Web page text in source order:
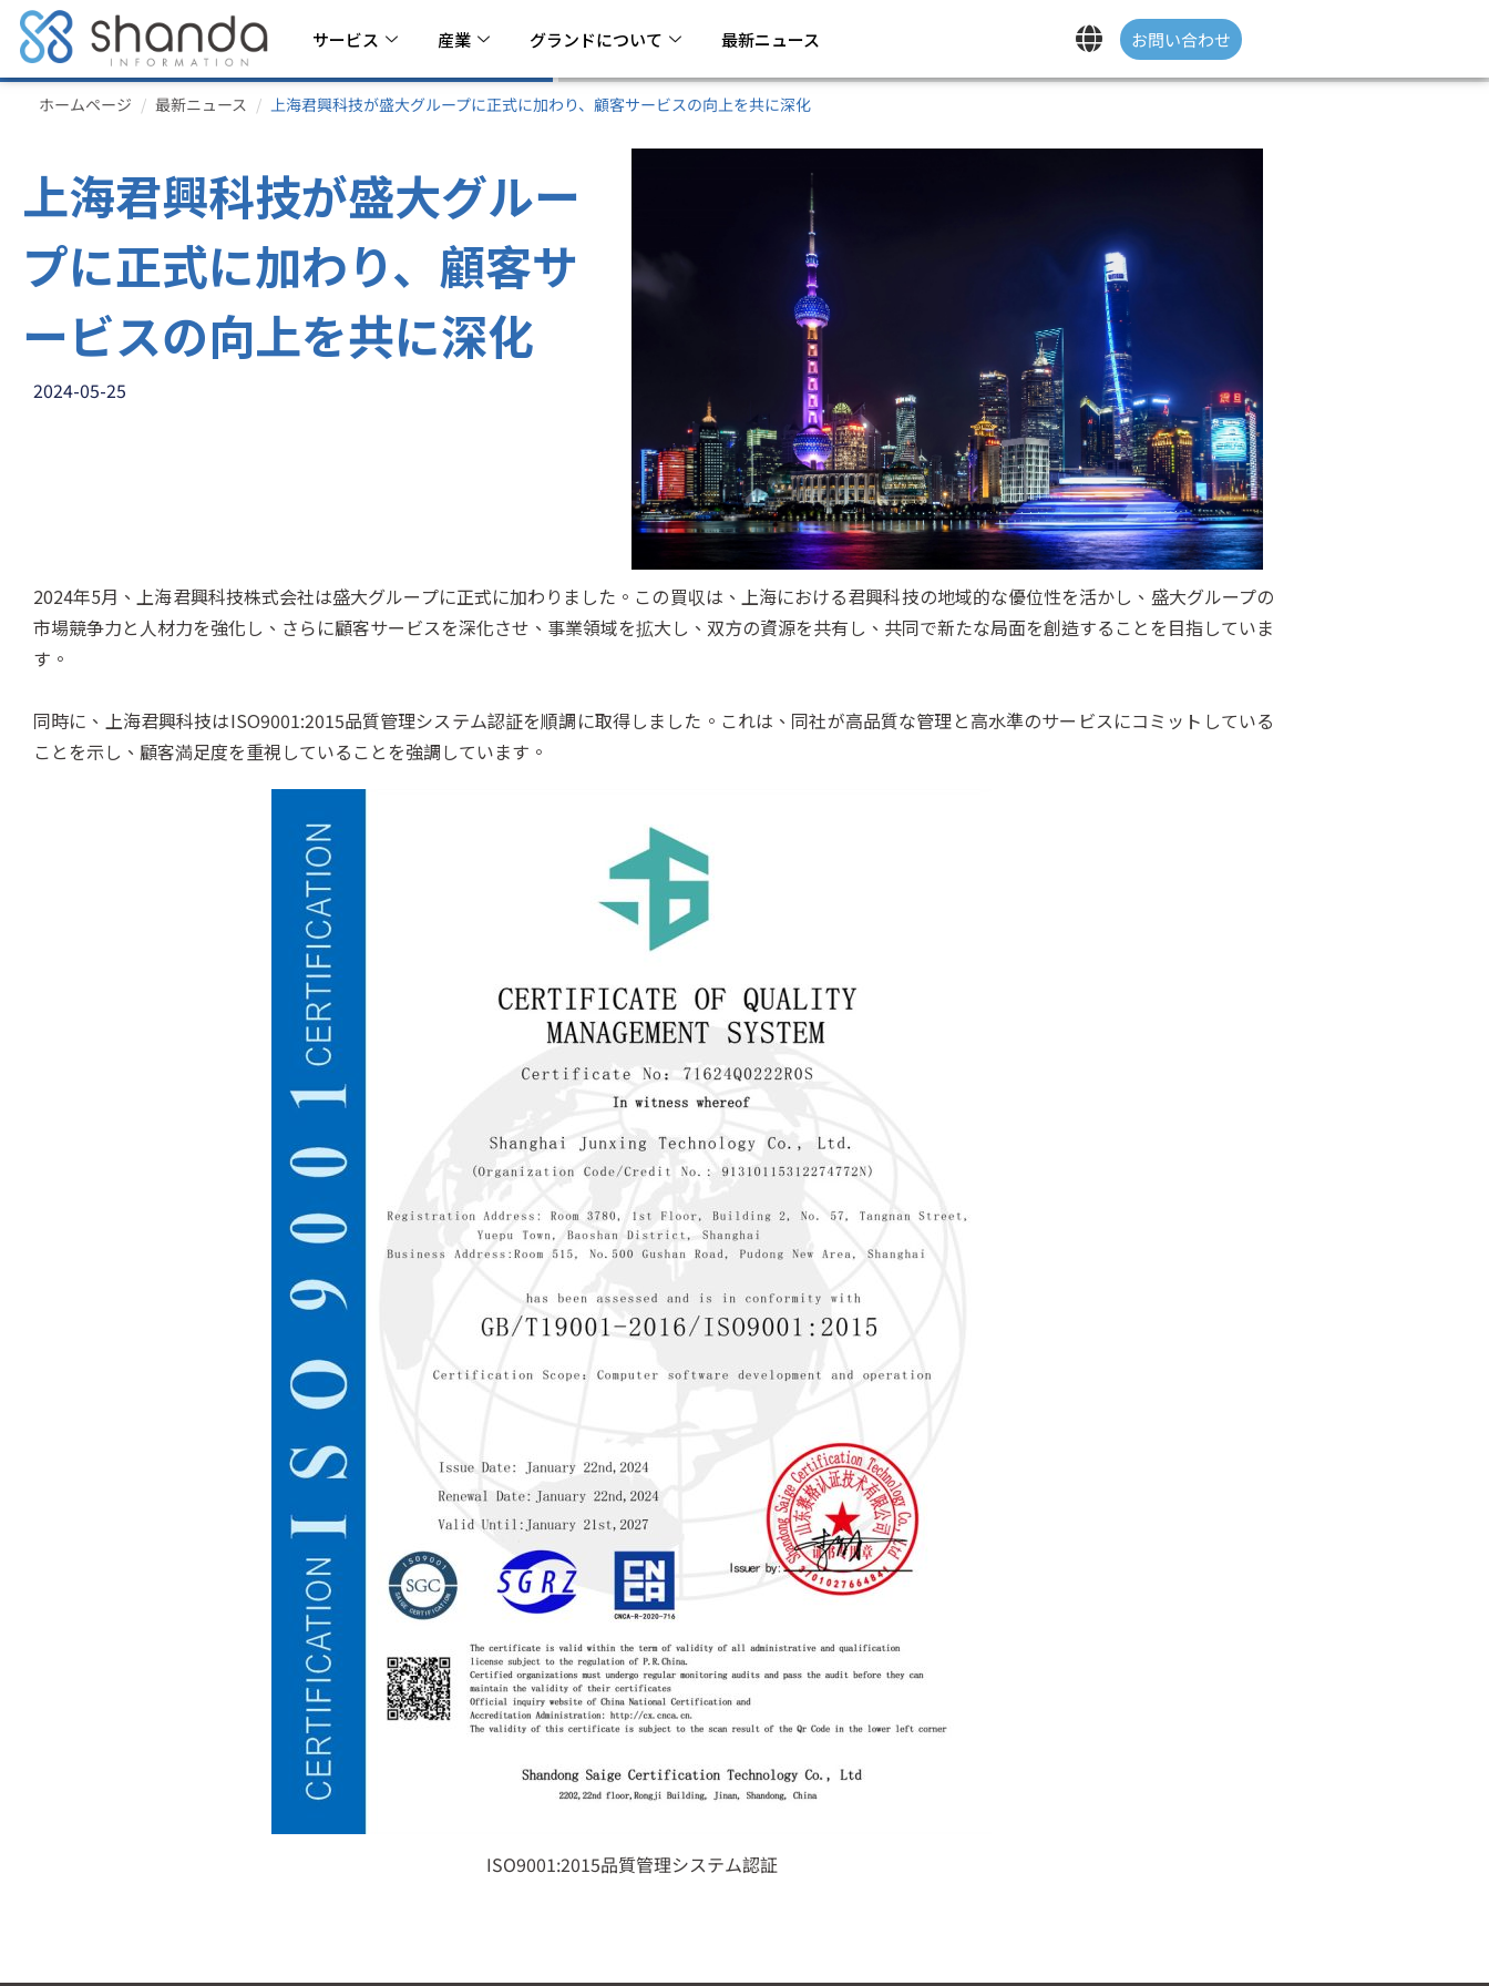
サービス 産業 グランドについて 最新ニュース お問い合わせ
ホームページ 最新ニュース 上海君興科技が盛大グループに正式に加わり、顧客サービスの向上を共に深化
上海君興科技が盛大グルー
プに正式に加わり、顧客サ
ービスの向上を共に深化
2024-05-25
2024年5月、上海君興科技株式会社は盛大グループに正式に加わりました。この買収は、上海における君興科技の地域的な優位性を活かし、盛大グループの
市場競争力と人材力を強化し、さらに顧客サービスを深化させ、事業領域を拡大し、双方の資源を共有し、共同で新たな局面を創造することを目指していま
す。
同時に、上海君興科技はISO9001:2015品質管理システム認証を順調に取得しました。これは、同社が高品質な管理と高水準のサービスにコミットしている
ことを示し、顧客満足度を重視していることを強調しています。
ISO9001:2015品質管理システム認証